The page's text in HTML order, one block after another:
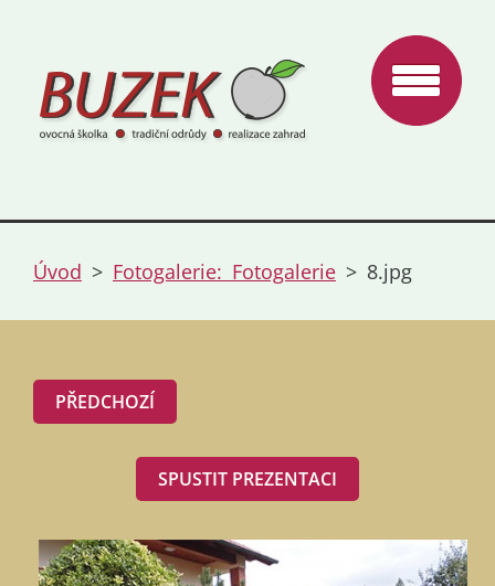
Úvod > Fotogalerie: Fotogalerie > 8.jpg
PŘEDCHOZÍ
SPUSTIT PREZENTACI